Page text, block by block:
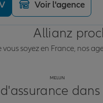
Voir l'agence
Allianz
vous soyez en France, nos
MELUN